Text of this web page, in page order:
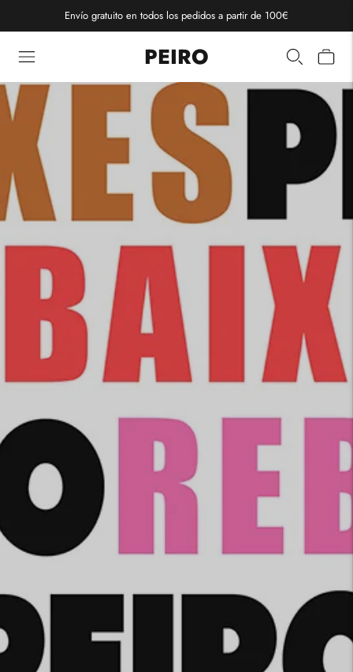
Envío gratuito en todos los pedidos a partir de 100€
PEIRO